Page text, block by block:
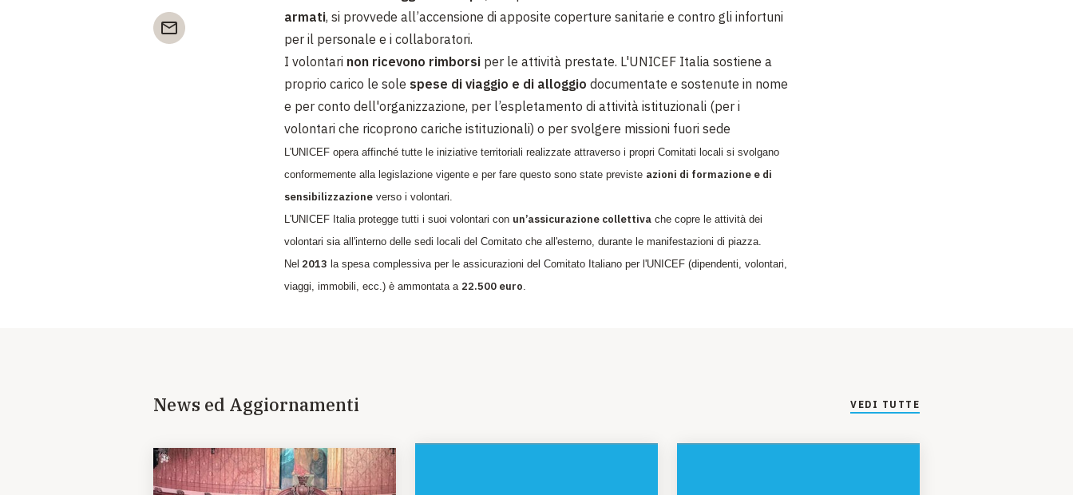
armati, si provvede all’accensione di apposite coperture sanitarie e contro gli infortuni
per il personale e i collaboratori.
I volontari non ricevono rimborsi per le attività prestate. L'UNICEF Italia sostiene a
proprio carico le sole spese di viaggio e di alloggio documentate e sostenute in nome
e per conto dell'organizzazione, per l’espletamento di attività istituzionali (per i
volontari che ricoprono cariche istituzionali) o per svolgere missioni fuori sede
L'UNICEF opera affinché tutte le iniziative territoriali realizzate attraverso i propri Comitati locali si svolgano
conformemente alla legislazione vigente e per fare questo sono state previste azioni di formazione e di
sensibilizzazione verso i volontari.
L'UNICEF Italia protegge tutti i suoi volontari con un’assicurazione collettiva che copre le attività dei
volontari sia all'interno delle sedi locali del Comitato che all'esterno, durante le manifestazioni di piazza.
Nel 2013 la spesa complessiva per le assicurazioni del Comitato Italiano per l'UNICEF (dipendenti, volontari,
viaggi, immobili, ecc.) è ammontata a 22.500 euro.
News ed Aggiornamenti VEDI TUTTE